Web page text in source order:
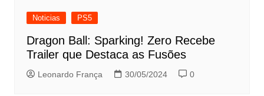
Noticias PS5
Dragon Ball: Sparking! Zero Recebe
Trailer que Destaca as Fusões
Leonardo França 30/05/2024 0